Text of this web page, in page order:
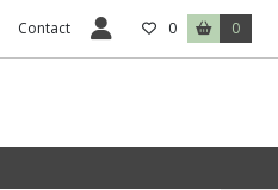
Contact 0 0